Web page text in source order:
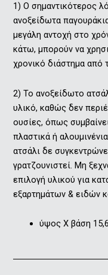
1) O σημαντικότερος
ανοξείδωτα
μεγάλη αντοχή στο
κάτω, μπορούν να
χρονικό διάστημα από
2) Το ανοξείδωτο
υλικό, καθώς δεν
ουσίες, όπως
πλαστικά ή
ατσάλι δε
γρατζουνιστεί. Μη
επιλογή υλικού για
εξαρτημάτων & ειδών
ύψος Χ βάση